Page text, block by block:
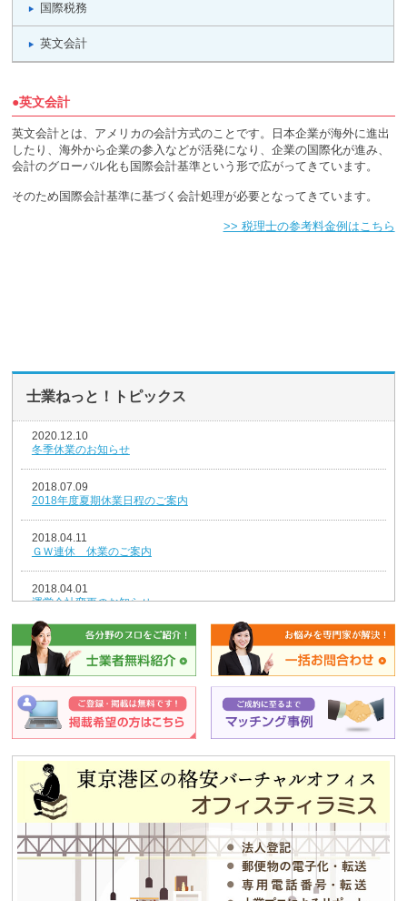
国際税務
英文会計
●英文会計
英文会計とは、アメリカの会計方式のことです。日本企業が海外に進出
したり、海外から企業の参入などが活発になり、企業の国際化が進み、
会計のグローバル化も国際会計基準という形で広がってきています。
そのため国際会計基準に基づく会計処理が必要となってきています。
>> 税理士の参考料金例はこちら
士業ねっと！トピックス
2020.12.10
冬季休業のお知らせ
2018.07.09
2018年度夏期休業日程のご案内
2018.04.11
ＧＷ連休 休業のご案内
2018.04.01
運営会社変更のお知らせ
2018.01.04
新年のごあいさつ
2017.12.26
年末年始休業のお知らせ
2014.08.07
夏期休業のお知らせ
2013.12.25
平成25年冬季休暇のお知らせ
2013.08.12
夏期休業のお知らせ